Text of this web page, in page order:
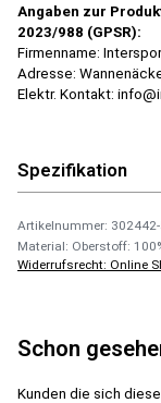
Angaben zur
2023/988 (GPSR):
Firmenname:
Adresse:
Elektr. Kontakt:
Spezifikation
Artikelnummer:
Material: Oberstoff:
Widerrufsrecht: Online
Schon
Kunden die sich